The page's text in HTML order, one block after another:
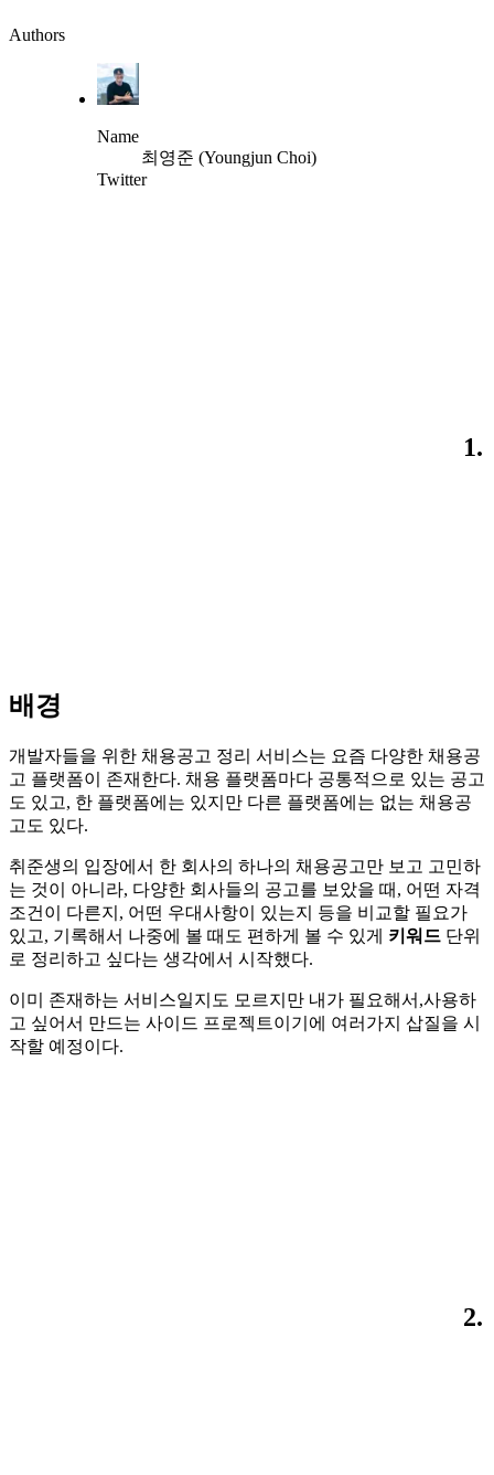
Authors
Name
최영준 (Youngjun Choi)
Twitter
1.
배경
개발자들을 위한 채용공고 정리 서비스는 요즘 다양한 채용공
고 플랫폼이 존재한다. 채용 플랫폼마다 공통적으로 있는 공고
도 있고, 한 플랫폼에는 있지만 다른 플랫폼에는 없는 채용공
고도 있다.
취준생의 입장에서 한 회사의 하나의 채용공고만 보고 고민하
는 것이 아니라, 다양한 회사들의 공고를 보았을 때, 어떤 자격
조건이 다른지, 어떤 우대사항이 있는지 등을 비교할 필요가
있고, 기록해서 나중에 볼 때도 편하게 볼 수 있게 키워드 단위
로 정리하고 싶다는 생각에서 시작했다.
이미 존재하는 서비스일지도 모르지만 내가 필요해서,사용하
고 싶어서 만드는 사이드 프로젝트이기에 여러가지 삽질을 시
작할 예정이다.
2.